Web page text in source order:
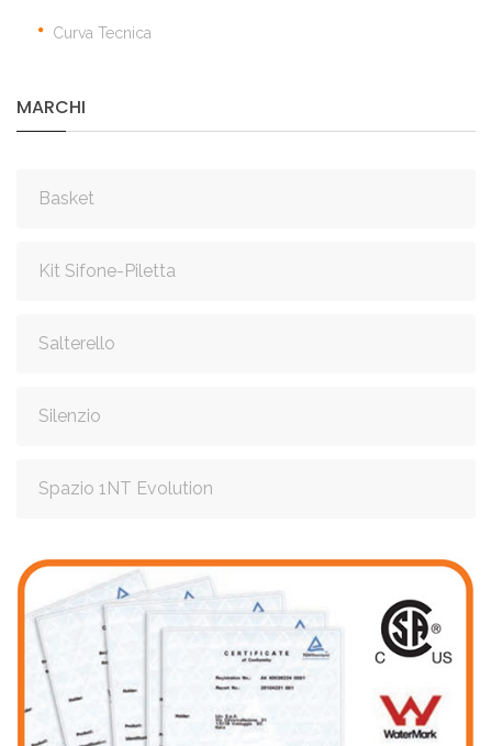
Curva Tecnica
MARCHI
Basket
Kit Sifone-Piletta
Salterello
Silenzio
Spazio 1NT Evolution